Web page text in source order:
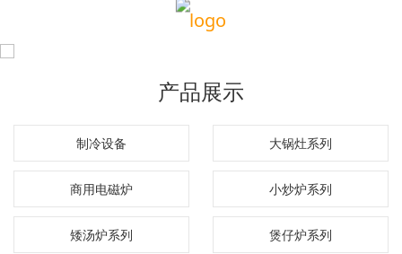
产品展示
制冷设备 大锅灶系列
商用电磁炉 小炒炉系列
矮汤炉系列 煲仔炉系列